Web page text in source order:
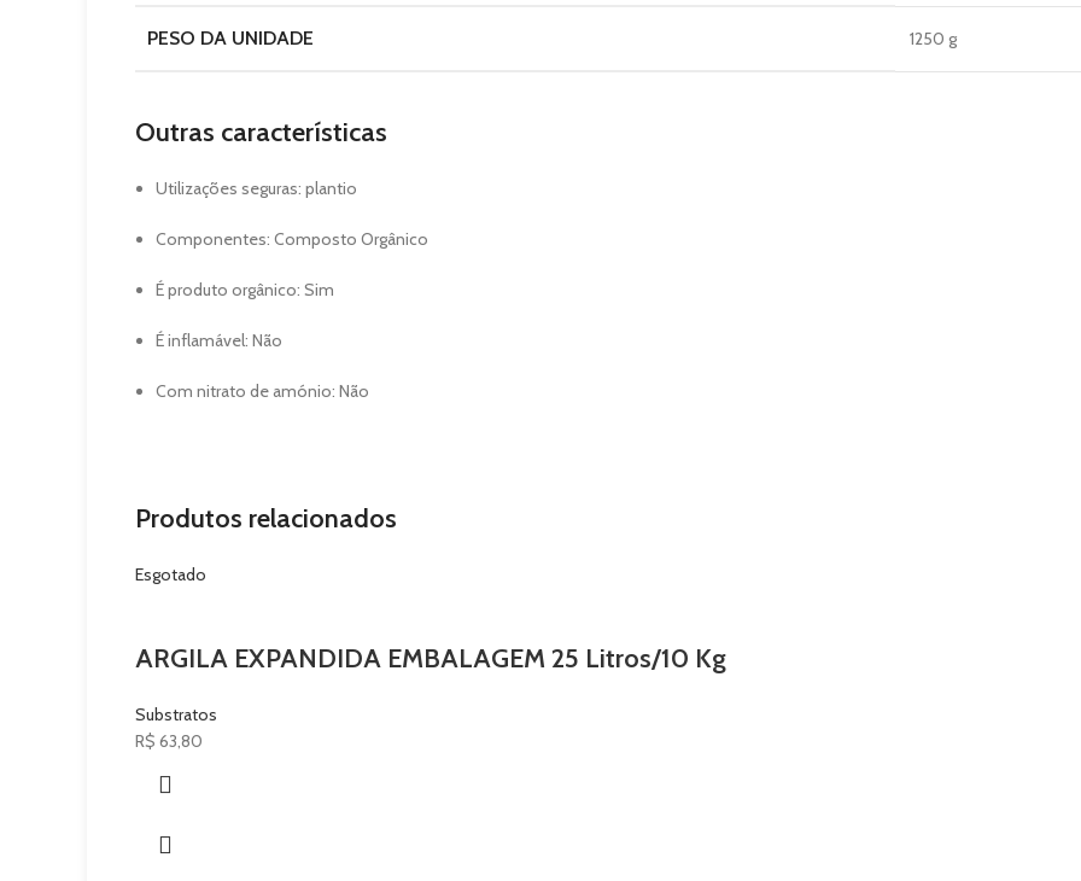
PESO DA UNIDADE 1250 g
Outras características
Utilizações seguras: plantio
Componentes: Composto Orgânico
É produto orgânico: Sim
É inflamável: Não
Com nitrato de amónio: Não
Produtos relacionados
Esgotado
ARGILA EXPANDIDA EMBALAGEM 25 Litros/10 Kg
Substratos
R$ 63,80